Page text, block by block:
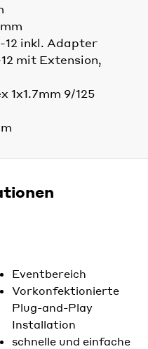
12 inkl. Adapter
mit Extension,
1x1.7mm 9/125
Eventbereich
Vorkonfektionierte
Plug-and-Play
Installation
schnelle und einfache